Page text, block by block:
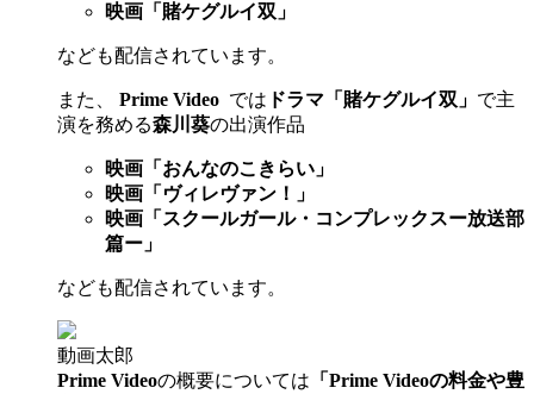
映画「賭ケグルイ双」
なども配信されています。
また、 Prime Video では ドラマ「賭ケグルイ双」 で主
演を務める森川葵の出演作品
映画「おんなのこきらい」
映画「ヴィレヴァン！」
映画「スクールガール・コンプレックスー放送部
篇ー」
なども配信されています。
動画太郎
Prime Videoの概要については 「Prime Videoの料金や豊